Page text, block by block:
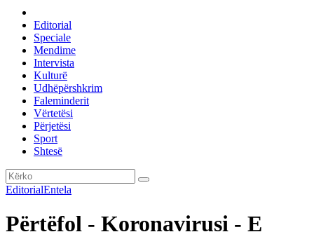
Editorial
Speciale
Mendime
Intervista
Kulturë
Udhëpërshkrim
Faleminderit
Vërtetësi
Përjetësi
Sport
Shtesë
EditorialEntela
Përtëfol - Koronavirusi - E